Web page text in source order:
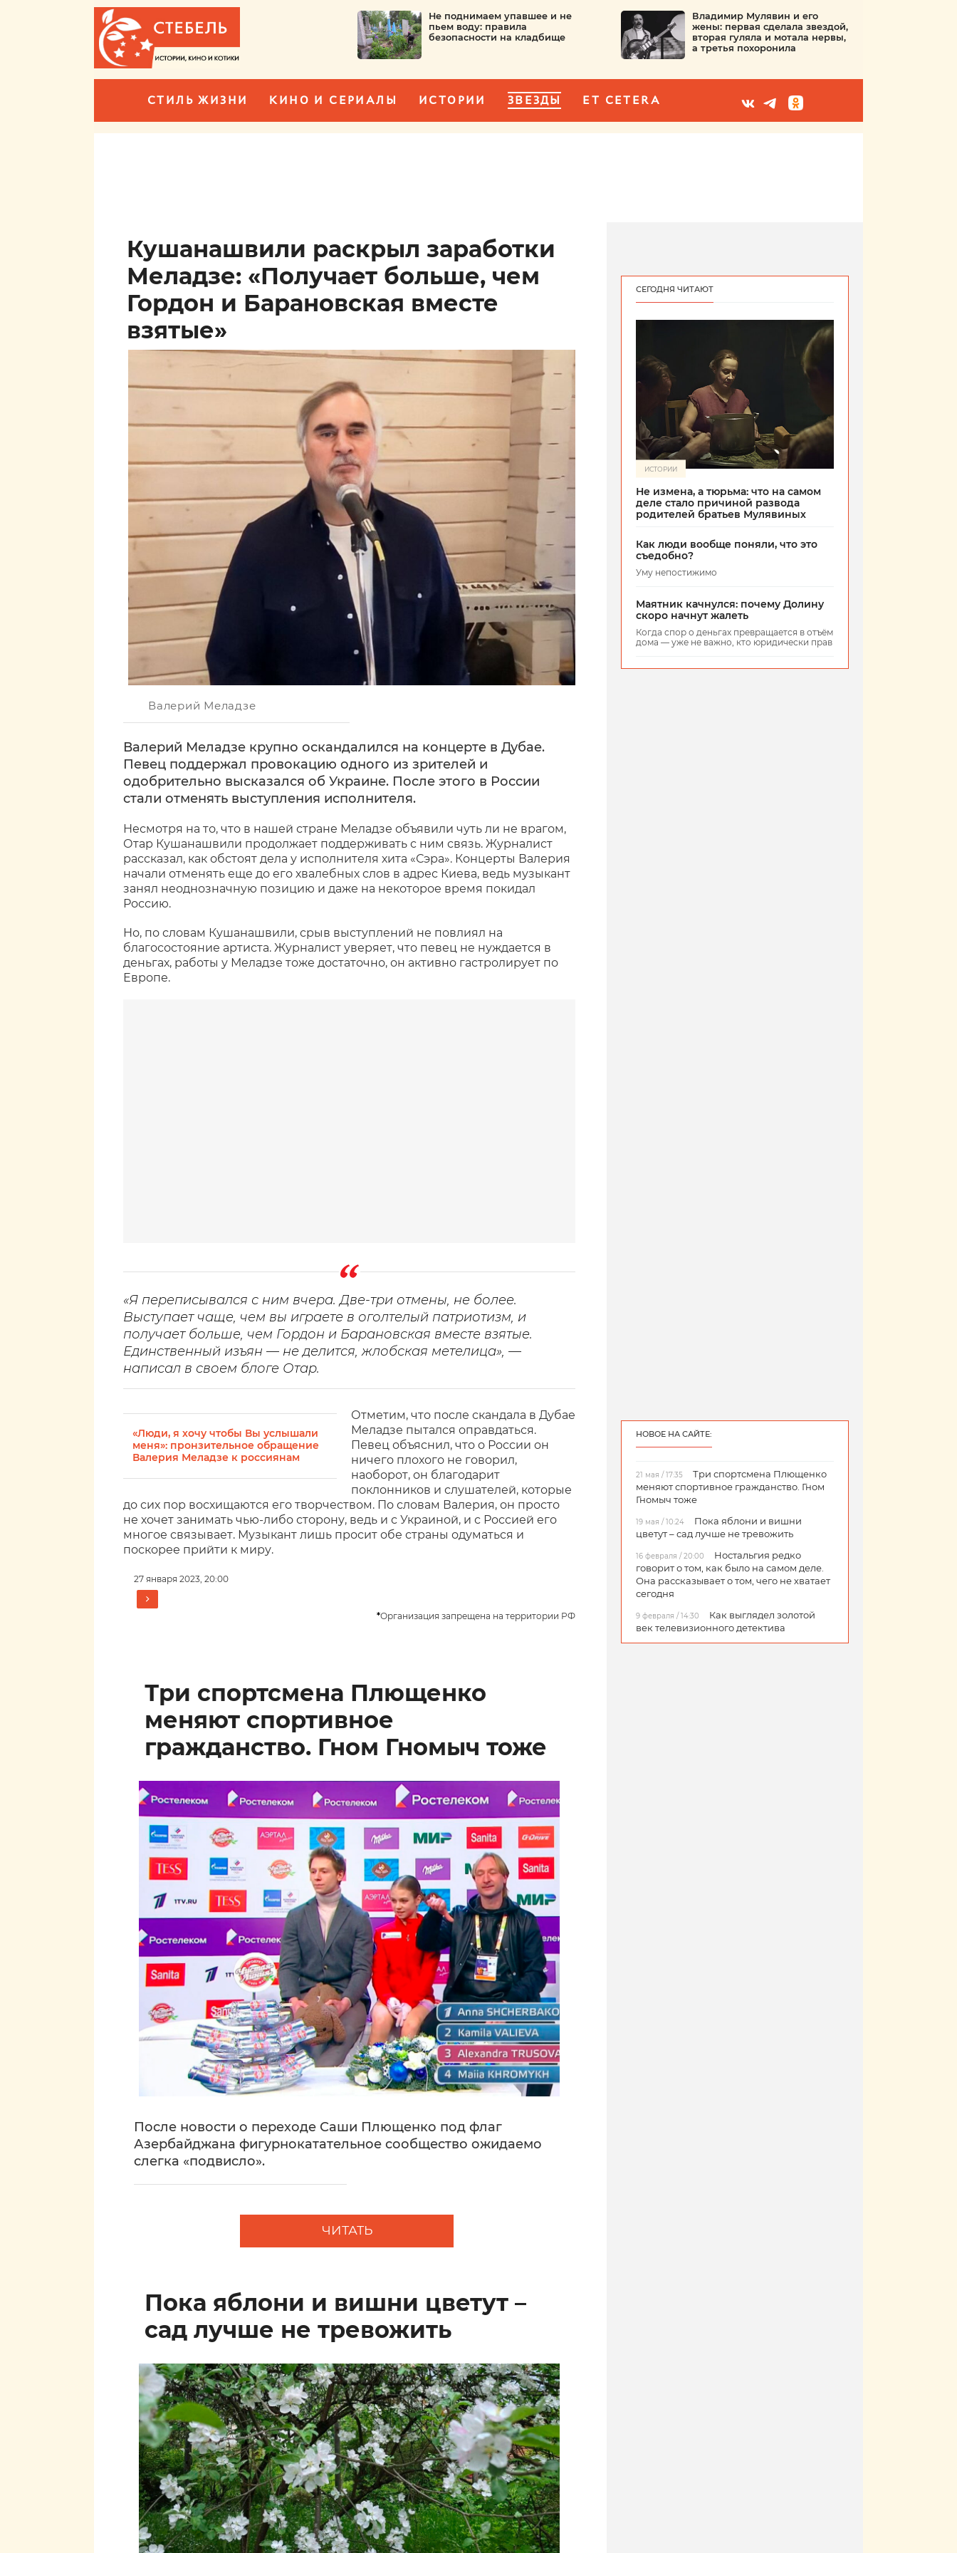
Не поднимаем упавшее и не
пьем воду: правила
безопасности на кладбище
Владимир Мулявин и его
жены: первая сделала звездой,
вторая гуляла и мотала нервы,
а третья похоронила
СТИЛЬ ЖИЗНИ КИНО И СЕРИАЛЫ ИСТОРИИ ЗВЕЗДЫ ET CETERA
Кушанашвили раскрыл заработки
Меладзе: «Получает больше, чем
Гордон и Барановская вместе
взятые»
Валерий Меладзе
Валерий Меладзе крупно оскандалился на концерте в Дубае.
Певец поддержал провокацию одного из зрителей и
одобрительно высказался об Украине. После этого в России
стали отменять выступления исполнителя.
Несмотря на то, что в нашей стране Меладзе объявили чуть ли не врагом,
Отар Кушанашвили продолжает поддерживать с ним связь. Журналист
рассказал, как обстоят дела у исполнителя хита «Сэра». Концерты Валерия
начали отменять еще до его хвалебных слов в адрес Киева, ведь музыкант
занял неоднозначную позицию и даже на некоторое время покидал
Россию.
Но, по словам Кушанашвили, срыв выступлений не повлиял на
благосостояние артиста. Журналист уверяет, что певец не нуждается в
деньгах, работы у Меладзе тоже достаточно, он активно гастролирует по
Европе.
«Я переписывался с ним вчера. Две-три отмены, не более.
Выступает чаще, чем вы играете в оголтелый патриотизм, и
получает больше, чем Гордон и Барановская вместе взятые.
Единственный изъян — не делится, жлобская метелица», —
написал в своем блоге Отар.
«Люди, я хочу чтобы Вы услышали
меня»: пронзительное обращение
Валерия Меладзе к россиянам
Отметим, что после скандала в Дубае
Меладзе пытался оправдаться.
Певец объяснил, что о России он
ничего плохого не говорил,
наоборот, он благодарит
поклонников и слушателей, которые
до сих пор восхищаются его творчеством. По словам Валерия, он просто
не хочет занимать чью-либо сторону, ведь и с Украиной, и с Россией его
многое связывает. Музыкант лишь просит обе страны одуматься и
поскорее прийти к миру.
27 января 2023, 20:00
*Организация запрещена на территории РФ
Три спортсмена Плющенко
меняют спортивное
гражданство. Гном Гномыч тоже
После новости о переходе Саши Плющенко под флаг
Азербайджана фигурнокатательное сообщество ожидаемо
слегка «подвисло».
ЧИТАТЬ
Пока яблони и вишни цветут –
сад лучше не тревожить
СЕГОДНЯ ЧИТАЮТ
ИСТОРИИ
Не измена, а тюрьма: что на самом
деле стало причиной развода
родителей братьев Мулявиных
Как люди вообще поняли, что это
съедобно?
Уму непостижимо
Маятник качнулся: почему Долину
скоро начнут жалеть
Когда спор о деньгах превращается в отъём
дома — уже не важно, кто юридически прав
НОВОЕ НА САЙТЕ:
21 мая / 17:35
Три спортсмена Плющенко
меняют спортивное гражданство. Гном
Гномыч тоже
19 мая / 10:24
Пока яблони и вишни
цветут – сад лучше не тревожить
16 февраля / 20:00
Ностальгия редко
говорит о том, как было на самом деле.
Она рассказывает о том, чего не хватает
сегодня
9 февраля / 14:30
Как выглядел золотой
век телевизионного детектива